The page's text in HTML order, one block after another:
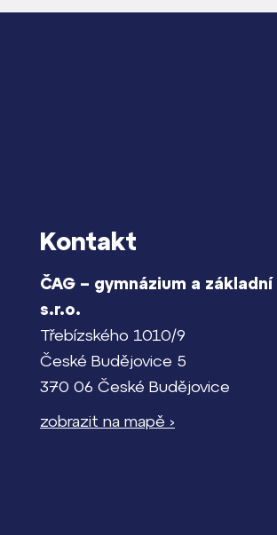
Kontakt
ČAG – gymnázium a základní
s.r.o.
Třebízského 1010/9
České Budějovice 5
370 06 České Budějovice
zobrazit na mapě ›